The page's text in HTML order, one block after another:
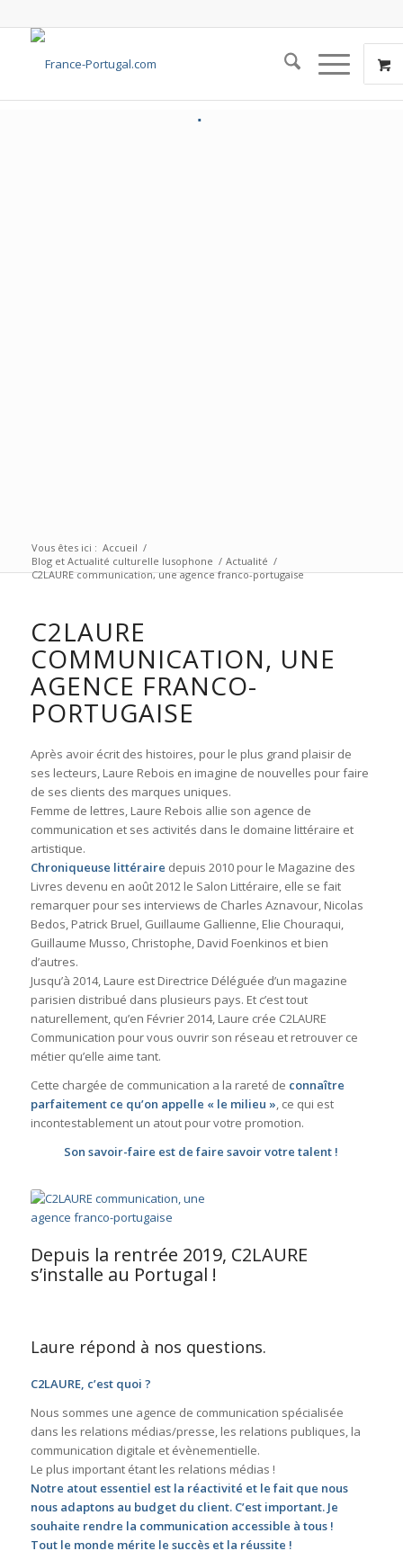
Vous êtes ici : Accueil /
Blog et Actualité culturelle lusophone / Actualité /
C2LAURE communication, une agence franco-portugaise
C2LAURE
COMMUNICATION, UNE
AGENCE FRANCO-
PORTUGAISE
Après avoir écrit des histoires, pour le plus grand plaisir de
ses lecteurs, Laure Rebois en imagine de nouvelles pour faire
de ses clients des marques uniques.
Femme de lettres, Laure Rebois allie son agence de
communication et ses activités dans le domaine littéraire et
artistique.
Chroniqueuse littéraire depuis 2010 pour le Magazine des
Livres devenu en août 2012 le Salon Littéraire, elle se fait
remarquer pour ses interviews de Charles Aznavour, Nicolas
Bedos, Patrick Bruel, Guillaume Gallienne, Elie Chouraqui,
Guillaume Musso, Christophe, David Foenkinos et bien
d’autres.
Jusqu’à 2014, Laure est Directrice Déléguée d’un magazine
parisien distribué dans plusieurs pays. Et c’est tout
naturellement, qu’en Février 2014, Laure crée C2LAURE
Communication pour vous ouvrir son réseau et retrouver ce
métier qu’elle aime tant.
Cette chargée de communication a la rareté de connaître
parfaitement ce qu’on appelle « le milieu », ce qui est
incontestablement un atout pour votre promotion.
Son savoir-faire est de faire savoir votre talent !
Depuis la rentrée 2019, C2LAURE
s’installe au Portugal !
Laure répond à nos questions.
C2LAURE, c’est quoi ?
Nous sommes une agence de communication spécialisée
dans les relations médias/presse, les relations publiques, la
communication digitale et évènementielle.
Le plus important étant les relations médias !
Notre atout essentiel est la réactivité et le fait que nous
nous adaptons au budget du client. C’est important. Je
souhaite rendre la communication accessible à tous !
Tout le monde mérite le succès et la réussite !